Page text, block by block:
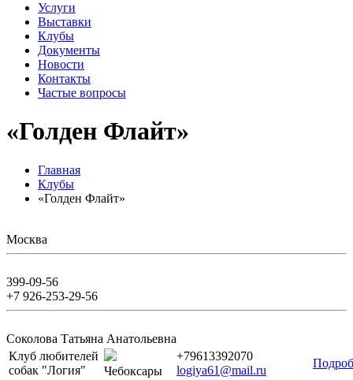
Услуги
Выставки
Клубы
Документы
Новости
Контакты
Частые вопросы
«Голден Флайт»
Главная
Клубы
«Голден Флайт»
Москва
399-09-56
+7 926-253-29-56
Соколова Татьяна Анатольевна
Клуб любителей
собак "Логия"
Чебоксары
+79613392070
logiya61@mail.ru